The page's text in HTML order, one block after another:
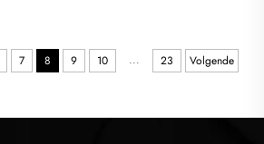
7 8 9 10 ... 23 Volgende